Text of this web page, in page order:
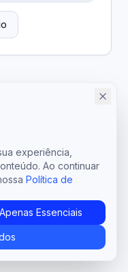
experiência,
Ao continuar
Política de
Apenas Essenciais